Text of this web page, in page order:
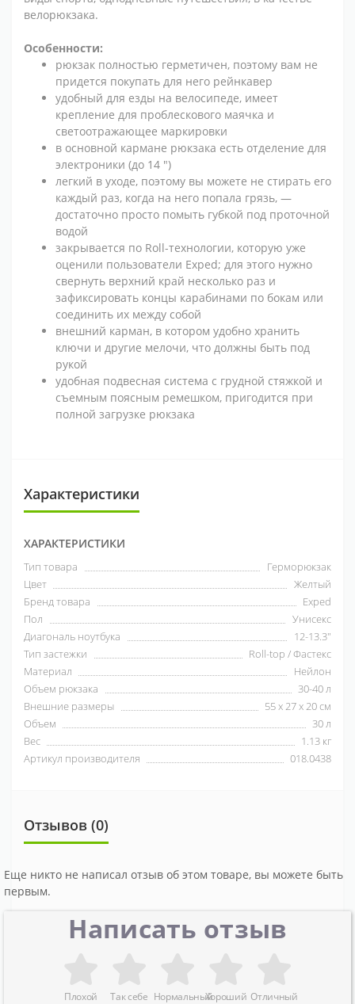
велорюкзака.
Особенности:
рюкзак полностью герметичен, поэтому вам не
придется покупать для него рейнкавер
удобный для езды на велосипеде, имеет
крепление для проблескового маячка и
светоотражающее маркировки
в основной кармане рюкзака есть отделение для
электроники (до 14 ")
легкий в уходе, поэтому вы можете не стирать его
каждый раз, когда на него попала грязь, —
достаточно просто помыть губкой под проточной
водой
закрывается по Roll-технологии, которую уже
оценили пользователи Exped; для этого нужно
свернуть верхний край несколько раз и
зафиксировать концы карабинами по бокам или
соединить их между собой
внешний карман, в котором удобно хранить
ключи и другие мелочи, что должны быть под
рукой
удобная подвесная система с грудной стяжкой и
съемным поясным ремешком, пригодится при
полной загрузке рюкзака
Характеристики
ХАРАКТЕРИСТИКИ
Тип товара
Герморюкзак
Цвет
Желтый
Бренд товара
Exped
Пол
Унисекс
Диагональ ноутбука
12-13.3"
Тип застежки
Roll-top / Фастекс
Материал
Нейлон
Объем рюкзака
30-40 л
Внешние размеры
55 х 27 х 20 см
Объем
30 л
Вес
1.13 кг
Артикул производителя
018.0438
Отзывов (0)
Еще никто не написал отзыв об этом товаре, вы можете быть
первым.
Написать отзыв
Плохой Так себе НормальныйХороший Отличный